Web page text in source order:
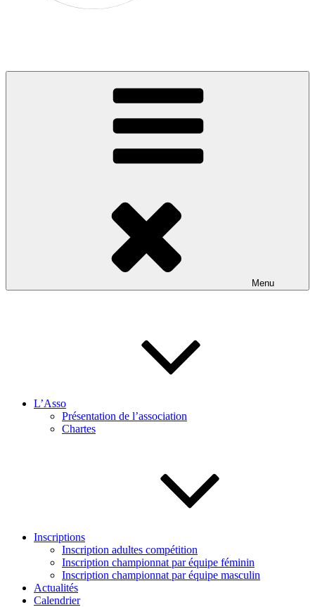
Menu
L’Asso
Présentation de l’association
Chartes
Inscriptions
Inscription adultes compétition
Inscription championnat par équipe féminin
Inscription championnat par équipe masculin
Actualités
Calendrier